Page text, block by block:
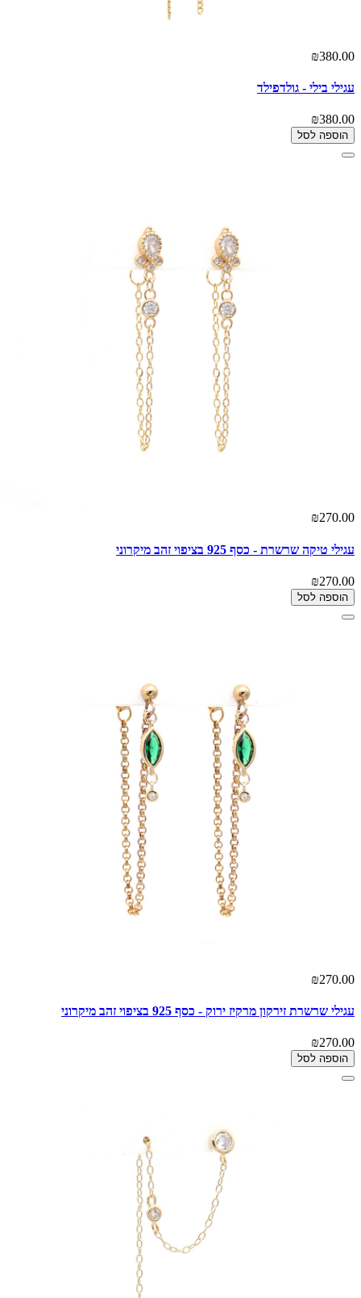
₪380.00
עגילי בילי - גולדפילד
₪380.00
הוספה לסל
₪270.00
עגילי טיקה שרשרת - כסף 925 בציפוי זהב מיקרוני
₪270.00
הוספה לסל
₪270.00
עגילי שרשרת זירקון מרקיז ירוק - כסף 925 בציפוי זהב מיקרוני
₪270.00
הוספה לסל